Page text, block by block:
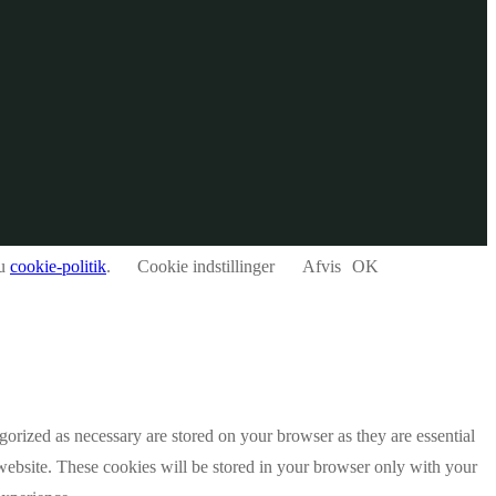
cookie-politik. Cookie indstillinger Afvis OK
as necessary are stored on your browser as they are essential
These cookies will be stored in your browser only with your